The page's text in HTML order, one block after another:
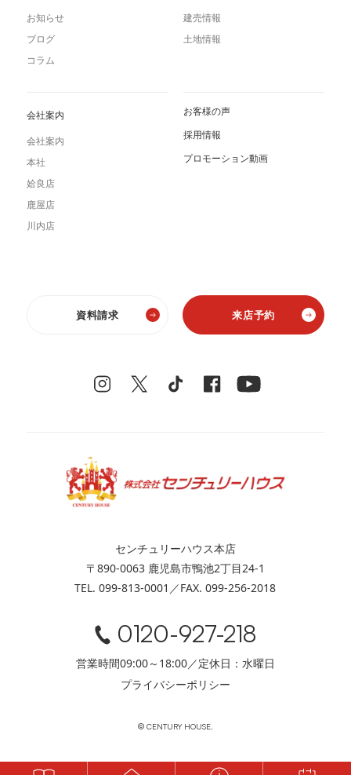
お知らせ
ブログ
コラム
建売情報
土地情報
会社案内
会社案内
本社
姶良店
鹿屋店
川内店
お客様の声
採用情報
プロモーション動画
資料請求 来店予約
センチュリーハウス本店
〒890-0063 鹿児島市鴨池2丁目24-1
TEL. 099-813-0001／FAX. 099-256-2018
0120-927-218
営業時間09:00～18:00／定休日：水曜日
プライバシーポリシー
© CENTURY HOUSE.